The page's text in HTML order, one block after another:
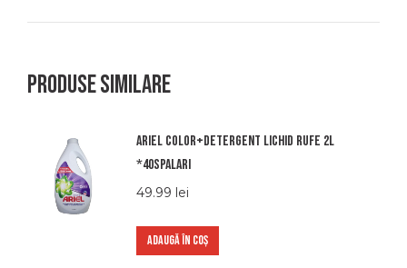
Produse similare
Ariel color+detergent lichid rufe 2l
*40spalari
49.99 lei
ADAUGĂ ÎN COȘ